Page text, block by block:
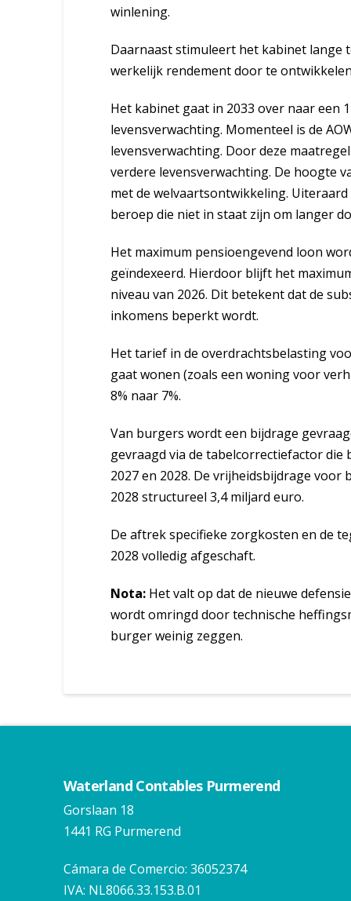
winlening.
Daarnaast stimuleert het kabinet lange
werkelijk rendement door te
Het kabinet gaat in 2033 over naar een
levensverwachting. Momenteel is de
levensverwachting. Door deze
verdere levensverwachting. De hoogte
met de welvaartsontwikkeling.
beroep die niet in staat zijn om langer
Het maximum pensioengevend loon
geïndexeerd. Hierdoor blijft het
niveau van 2026. Dit betekent dat de
inkomens beperkt wordt.
Het tarief in de overdrachtsbelasting
gaat wonen (zoals een woning voor
8% naar 7%.
Van burgers wordt een bijdrage
gevraagd via de tabelcorrectiefactor
2027 en 2028. De vrijheidsbijdrage
2028 structureel 3,4 miljard euro.
De aftrek specifieke zorgkosten en de
2028 volledig afgeschaft.
Nota:Het valt op dat de nieuwe
wordt omringd door technische
burger weinig zeggen.
Waterland Contables Purmerend
Gorslaan 18
1441 RG Purmerend
Cámara de Comercio: 36052374
IVA: NL8066.33.153.B.01